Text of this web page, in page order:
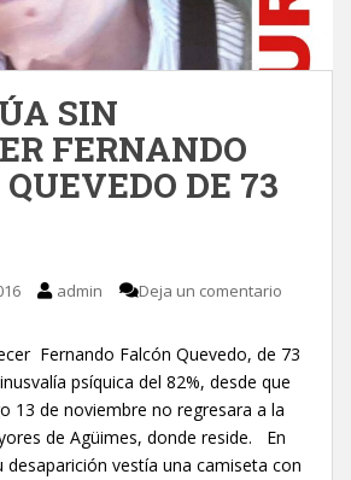
SIN
FERNANDO
DE 73
admin Deja un comentario
Fernando Falcón Quevedo, de 73
psíquica del 82%, desde que
13 de noviembre no regresara a la
de Agüimes, donde reside. En
vestía una camiseta con